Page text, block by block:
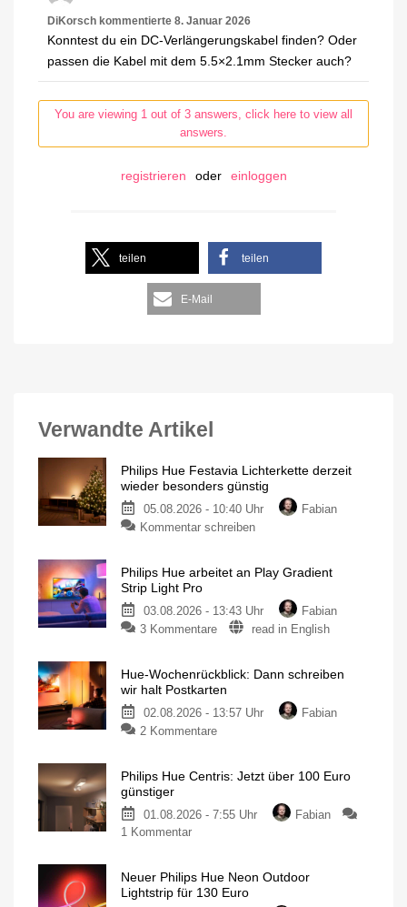
DiKorsch kommentierte 8. Januar 2026
Konntest du ein DC-Verlängerungskabel finden? Oder
passen die Kabel mit dem 5.5×2.1mm Stecker auch?
You are viewing 1 out of 3 answers, click here to view all
answers.
registrieren oder einloggen
teilen teilen
E-Mail
Verwandte Artikel
Philips Hue Festavia Lichterkette derzeit
wieder besonders günstig
05.08.2026 - 10:40 Uhr
Fabian
Kommentar schreiben
Philips Hue arbeitet an Play Gradient
Strip Light Pro
03.08.2026 - 13:43 Uhr
Fabian
3 Kommentare
read in English
Hue-Wochenrückblick: Dann schreiben
wir halt Postkarten
02.08.2026 - 13:57 Uhr
Fabian
2 Kommentare
Philips Hue Centris: Jetzt über 100 Euro
günstiger
01.08.2026 - 7:55 Uhr
Fabian
1 Kommentar
Neuer Philips Hue Neon Outdoor
Lightstrip für 130 Euro